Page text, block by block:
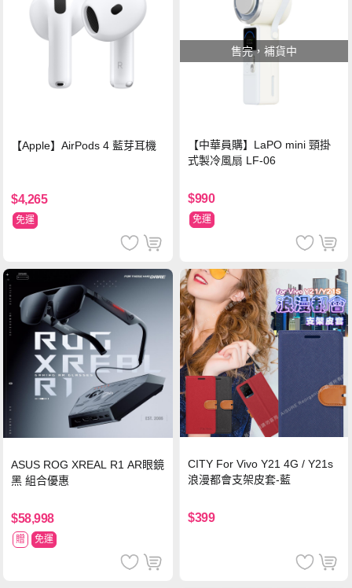
【Apple】AirPods 4 藍芽耳機
$4,265
免運
售完，補貨中
【中華員購】LaPO mini 頸掛
式製冷風扇 LF-06
$990
免運
ASUS ROG XREAL R1 AR眼鏡
黑 組合優惠
$58,998
贈 免運
CITY For Vivo Y21 4G / Y21s
浪漫都會支架皮套-藍
$399